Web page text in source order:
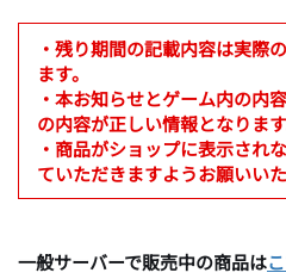
・残り期間の記載内容は実際
ます。
・本お知らせとゲーム内の内
の内容が正しい情報となります
・商品がショップに表示され
ていただきますようお願いい
一般サーバーで販売中の商品は